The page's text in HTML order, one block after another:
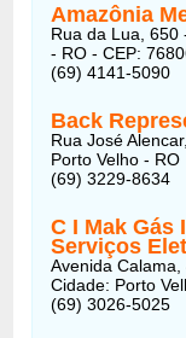
Amazônia
Rua da Lua, 650
- RO - CEP:
(69) 4141-5090
Back
Rua José
Porto Velho - RO
(69) 3229-8634
C I Mak Gás
Serviços
Avenida
Cidade: Porto
(69) 3026-5025